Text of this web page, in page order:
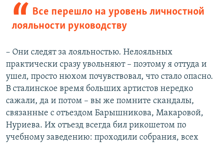
Все перешло на уровень личностной
лояльности руководству
– Они следят за лояльностью. Нелояльных
практически сразу увольняют – поэтому я оттуда и
ушел, просто нюхом почувствовал, что стало опасно.
В сталинское время больших артистов нередко
сажали, да и потом – вы же помните скандалы,
связанные с отъездом Барышникова, Макаровой,
Нуриева. Их отъезд всегда бил рикошетом по
учебному заведению: проходили собрания, всех